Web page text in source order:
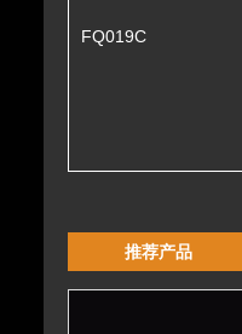
FQ019C
推荐产品